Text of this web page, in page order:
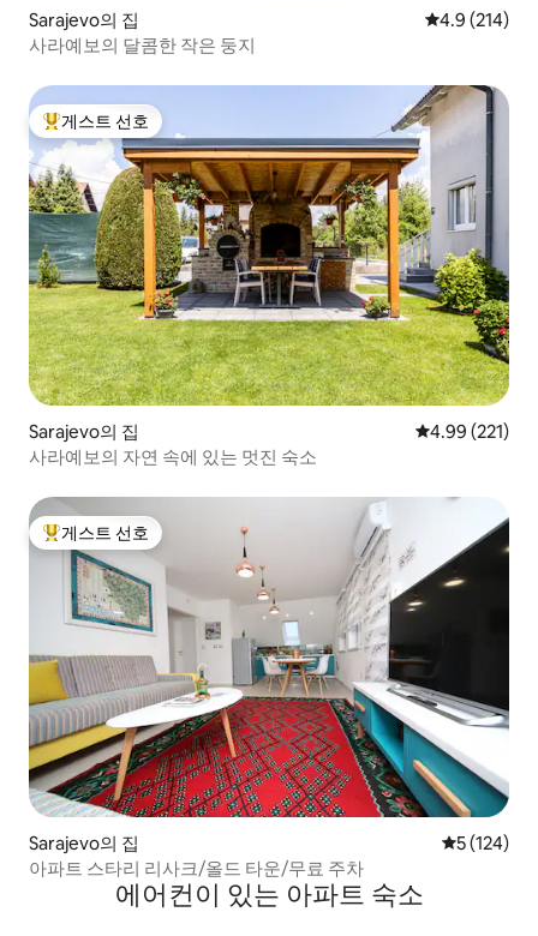
Sarajevo의 집 평점 4.9점(5
4.9 (214)
사라예보의 달콤한 작은 둥지
상위 게스트 선호
게스트 선호
Sarajevo의 집 평점 4.99점(5
4.99 (221)
사라예보의 자연 속에 있는 멋진 숙소
상위 게스트 선호
게스트 선호
Sarajevo의 집 평점 5점(5
5 (124)
아파트 스타리 리사크/올드 타운/무료 주차
에어컨이 있는 아파트 숙소